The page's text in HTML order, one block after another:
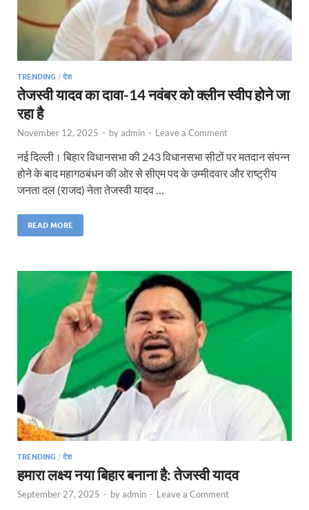
TRENDING / देश
तेजस्वी यादव का दावा-14 नवंबर को क्लीन स्वीप होने जा
रहा है
November 12, 2025 - byadmin - Leave a Comment
नई दिल्ली। बिहार विधानसभा की 243 विधानसभा सीटों पर मतदान संपन्न
होने के बाद महागठबंधन की ओर से सीएम पद के उम्मीदवार और राष्ट्रीय
जनता दल (राजद) नेता तेजस्वी यादव …
READ MORE
TRENDING / देश
हमारा लक्ष्य नया बिहार बनाना है: तेजस्वी यादव
September 27, 2025 - byadmin - Leave a Comment